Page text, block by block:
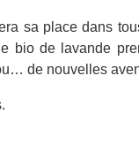
sa place dans
bio de lavande
de nouvelles